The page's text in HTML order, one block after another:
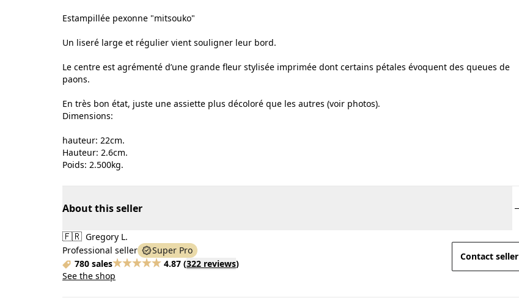
Estampillée pexonne "mitsouko"
Un liseré large et régulier vient souligner leur bord.
Le centre est agrémenté d’une grande fleur stylisée imprimée dont certains pétales évoquent des queues de
paons.
En très bon état, juste une assiette plus décoloré que les autres (voir photos).
Dimensions:
hauteur: 22cm.
Hauteur: 2.6cm.
Poids: 2.500kg.
About this seller
🇫🇷 Gregory L.
Professional seller
Super Pro
780 sales
4.87 (322 reviews)
See the shop
Contact seller